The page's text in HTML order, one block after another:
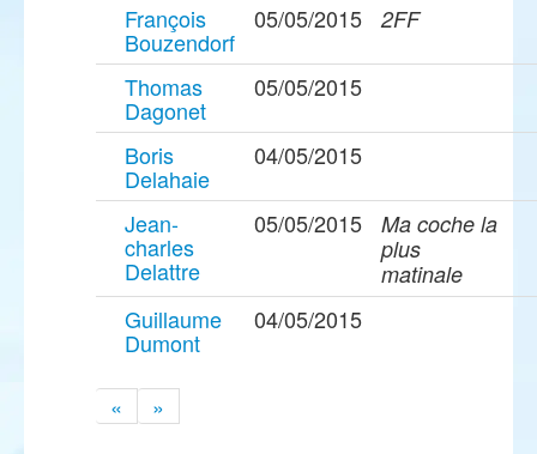
François
Bouzendorf
05/05/2015 2FF
Thomas
Dagonet
05/05/2015
Boris
Delahaie
04/05/2015
Jean-
charles
Delattre
05/05/2015
Ma coche la
plus
matinale
Guillaume
Dumont
04/05/2015
« »